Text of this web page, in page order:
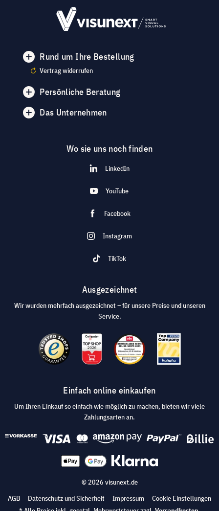
Rund um Ihre Bestellung
Vertrag widerrufen
Persönliche Beratung
Das Unternehmen
Wo sie uns noch finden
LinkedIn
YouTube
Facebook
Instagram
TikTok
Ausgezeichnet
Wir wurden mehrfach ausgezeichnet – für unsere Preise und unseren
Service.
Einfach online einkaufen
Um Ihren Einkauf so einfach wie möglich zu machen, bieten wir viele
Zahlungsarten an.
© 2026 visunext.de
AGB
Datenschutz und Sicherheit Impressum
Cookie Einstellungen